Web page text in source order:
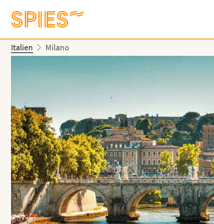
Italien Milano
Vis billeder